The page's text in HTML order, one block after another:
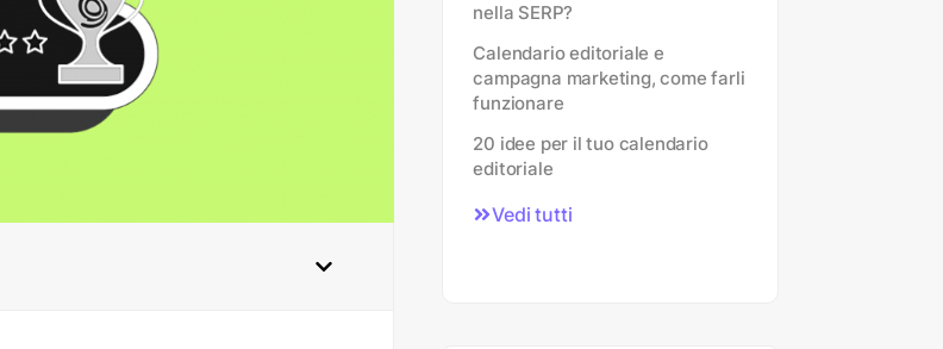
nella SERP?
Calendario editoriale e
campagna marketing, come farli
funzionare
20 idee per il tuo calendario
editoriale
Vedi tutti